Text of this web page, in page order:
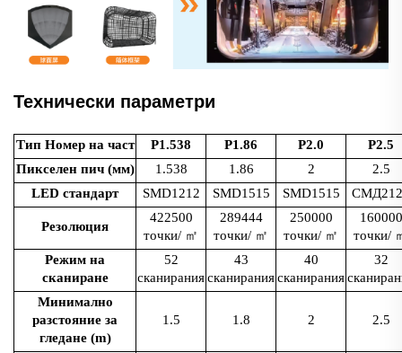
Технически параметри
Тип Номер на част P1.538 P1.86 P2.0
P2.5
Пикселен пич (мм)
1.538 1.86 2
2.5
LED стандарт
SMD1212 SMD1515 SMD1515
Резолюция
422500
точки/ ㎡
289444
точки/ ㎡
250000
точки/ ㎡
160000
точки/
Режим на
сканиране
52
сканирания
43
сканирания
40
сканирания
32
Минимално
разстояние за
гледане (m)
1.5 1.8 2 2.5